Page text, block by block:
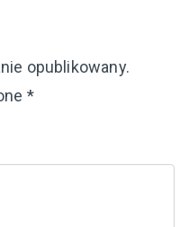
opublikowany.
*